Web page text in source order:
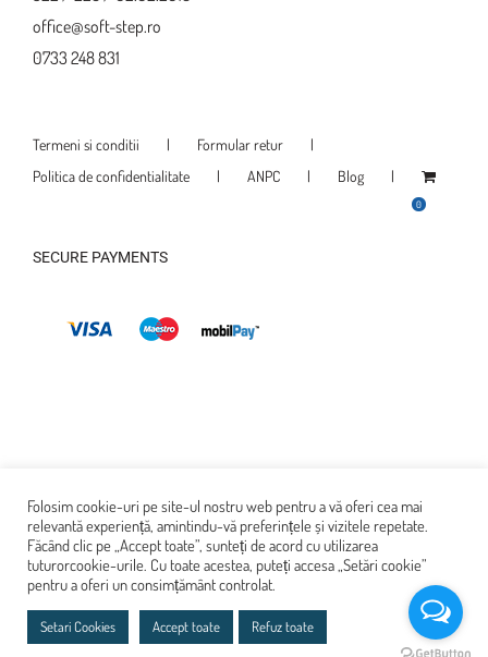
office@soft-step.ro
0733 248 831
Termeni si conditii
Formular retur
Politica de confidentialitate
ANPC Blog
0
SECURE PAYMENTS
Soft Step este marca inregistrata a SC MEB PROFESERV SRL
Folosim cookie-uri pe site-ul nostru web pentru a vă oferi cea mai
relevantă experiență, amintindu-vă preferințele și vizitele repetate.
Făcând clic pe „Accept toate”, sunteți de acord cu utilizarea
tuturorcookie-urile. Cu toate acestea, puteți accesa „Setări cookie”
pentru a oferi un consimțământ controlat.
Setari Cookies Accept toate Refuz toate